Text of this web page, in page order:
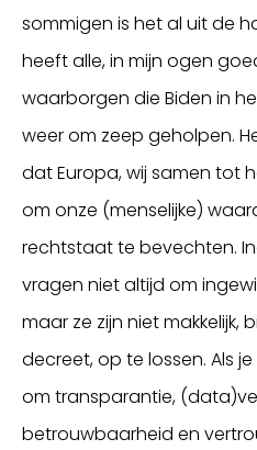
sommigen is het al uit de
heeft alle, in mijn ogen
waarborgen die Biden in
weer om zeep geholpen.
dat Europa, wij samen tot
om onze (menselijke)
rechtstaat te bevechten.
vragen niet altijd om
maar ze zijn niet makkelijk,
decreet, op te lossen. Als
om transparantie,
betrouwbaarheid en